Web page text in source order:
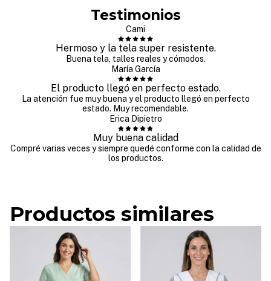
Testimonios
Cami
Hermoso y la tela super resistente.
Buena tela, talles reales y cómodos.
María García
El producto llegó en perfecto estado.
La atención fue muy buena y el producto llegó en perfecto
estado. Muy recomendable.
Erica Dipietro
Muy buena calidad
Compré varias veces y siempre quedé conforme con la calidad de
los productos.
Productos similares